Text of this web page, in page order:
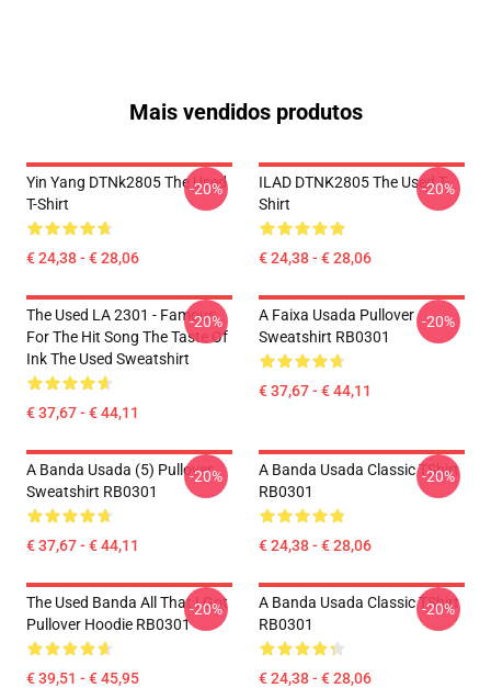
Mais vendidos produtos
Yin Yang DTNk2805 The Used
T-Shirt
€ 24,38 - € 28,06
-20%
ILAD DTNK2805 The Used T-
Shirt
€ 24,38 - € 28,06
-20%
The Used LA 2301 - Famous
For The Hit Song The Taste Of
Ink The Used Sweatshirt
€ 37,67 - € 44,11
-20%
A Faixa Usada Pullover
Sweatshirt RB0301
€ 37,67 - € 44,11
-20%
A Banda Usada (5) Pullover
Sweatshirt RB0301
€ 37,67 - € 44,11
-20%
A Banda Usada Classic TShirt
RB0301
€ 24,38 - € 28,06
-20%
The Used Banda All That I Got
Pullover Hoodie RB0301
€ 39,51 - € 45,95
-20%
A Banda Usada Classic TShirt
RB0301
€ 24,38 - € 28,06
-20%